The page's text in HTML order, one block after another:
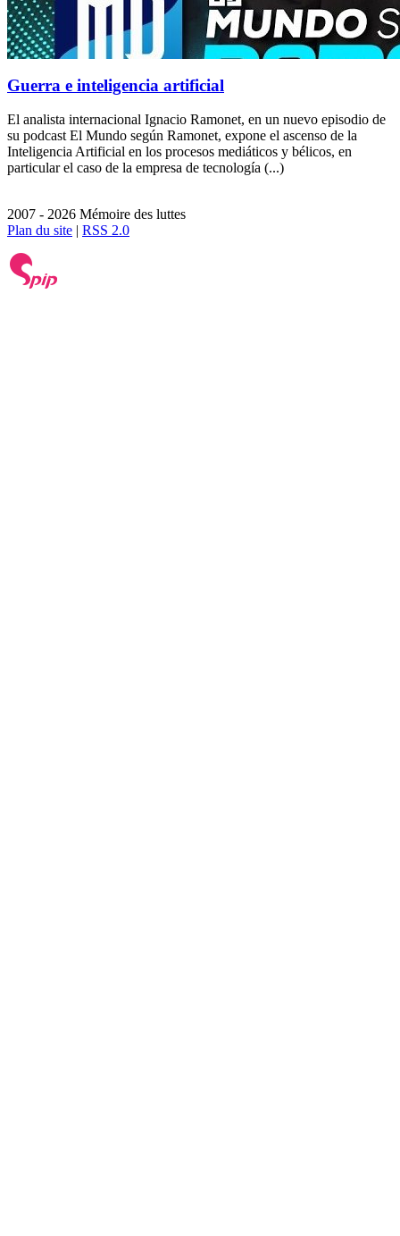
Guerra e inteligencia artificial
El analista internacional Ignacio Ramonet, en un nuevo episodio de
su podcast El Mundo según Ramonet, expone el ascenso de la
Inteligencia Artificial en los procesos mediáticos y bélicos, en
particular el caso de la empresa de tecnología (...)
2007 - 2026 Mémoire des luttes
Plan du site | RSS 2.0